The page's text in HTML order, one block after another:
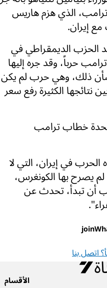
ترامب، الذي هزم هاريس
الحزب الديمقراطي في
حرباً، وقد جره إليها
ذلك، وهي حرب لم يكن
نتائجها الكثيرة رفع سعر
خطاب ترامب
في إيران، التي لا
يصرح بها الكونغرس،
أن تبدأ، تحدث عن
بنا
الأقسام